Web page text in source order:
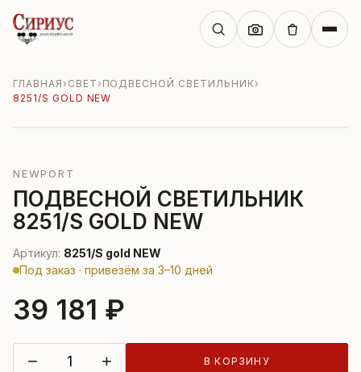
ГЛАВНАЯ› СВЕТ› ПОДВЕСНОЙ СВЕТИЛЬНИК›
8251/S GOLD NEW
NEWPORT
ПОДВЕСНОЙ СВЕТИЛЬНИК
8251/S GOLD NEW
Артикул: 8251/S gold NEW
Под заказ · привезём за 3–10 дней
39 181 ₽
− + В КОРЗИНУ